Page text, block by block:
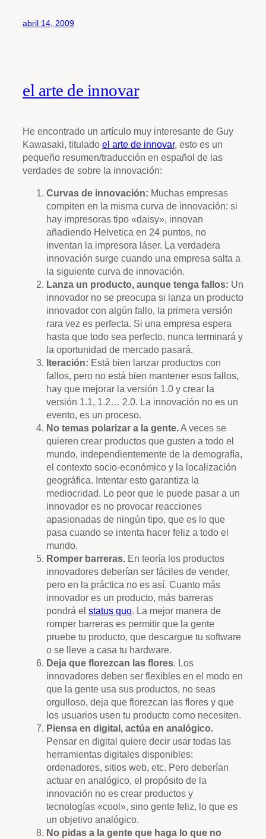
abril 14, 2009
el arte de innovar
He encontrado un artículo muy interesante de Guy
Kawasaki, titulado el arte de innovar, esto es un
pequeño resumen/traducción en español de las
verdades de sobre la innovación:
Curvas de innovación: Muchas empresas
compiten en la misma curva de innovación: si
hay impresoras tipo «daisy», innovan
añadiendo Helvetica en 24 puntos, no
inventan la impresora láser. La verdadera
innovación surge cuando una empresa salta a
la siguiente curva de innovación.
Lanza un producto, aunque tenga fallos: Un
innovador no se preocupa si lanza un producto
innovador con algún fallo, la primera versión
rara vez es perfecta. Si una empresa espera
hasta que todo sea perfecto, nunca terminará y
la oportunidad de mercado pasará.
Iteración: Está bien lanzar productos con
fallos, pero no está bien mantener esos fallos,
hay que mejorar la versión 1.0 y crear la
versión 1.1, 1.2… 2.0. La innovación no es un
evento, es un proceso.
No temas polarizar a la gente.A veces se
quieren crear productos que gusten a todo el
mundo, independientemente de la demografía,
el contexto socio-económico y la localización
geográfica. Intentar esto garantiza la
mediocridad. Lo peor que le puede pasar a un
innovador es no provocar reacciones
apasionadas de ningún tipo, que es lo que
pasa cuando se intenta hacer feliz a todo el
mundo.
Romper barreras. En teoría los productos
innovadores deberían ser fáciles de vender,
pero en la práctica no es así. Cuanto más
innovador es un producto, más barreras
pondrá el status quo. La mejor manera de
romper barreras es permitir que la gente
pruebe tu producto, que descargue tu software
o se lleve a casa tu hardware.
Deja que florezcan las flores. Los
innovadores deben ser flexibles en el modo en
que la gente usa sus productos, no seas
orgulloso, deja que florezcan las flores y que
los usuarios usen tu producto como necesiten.
Piensa en digital, actúa en analógico.
Pensar en digital quiere decir usar todas las
herramientas digitales disponibles:
ordenadores, sitios web, etc. Pero deberían
actuar en analógico, el propósito de la
innovación no es crear productos y
tecnologías «cool», sino gente feliz, lo que es
un objetivo analógico.
No pidas a la gente que haga lo que no